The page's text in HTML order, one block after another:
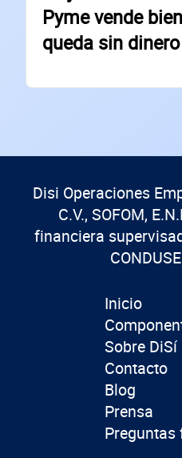
Pyme vende
queda sin dinero
Inicio
Sobre DiSí
Contacto
Blog
Prensa
Preguntas
Disi Operaciones
C.V., SOFOM,
financiera